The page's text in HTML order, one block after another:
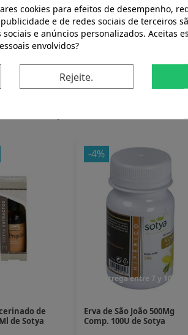
selecionados para
de consumo.
prática para quem deseja
compraram:
de
de Sotya
-4%
Entrega entre 7 y 10 dias
Erva de São João 500Mg
Comp. 100U de Sotya
cookies para efeitos de desempenho,
e de redes sociais de terceiros
e anúncios personalizados. Aceitas
envolvidos?
Rejeite.